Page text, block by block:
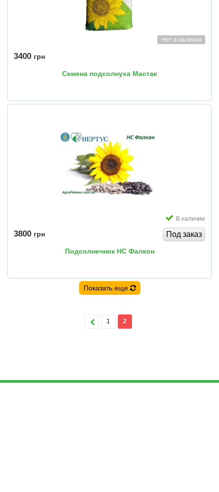
Нет в наличии
3400 грн
Семена подсолнуха Мастак
В наличии
3800 грн Под заказ
Подсолнечник НС Фалкон
Показать еще
1 2